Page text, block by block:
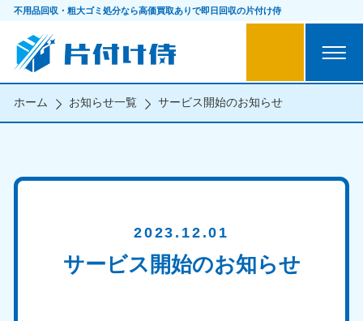
不用品回収・粗大ゴミ処分なら高価買取ありで即日回収の片付け侍
ホーム お知らせ一覧 サービス開始のお知らせ
2023.12.01
サービス開始のお知らせ